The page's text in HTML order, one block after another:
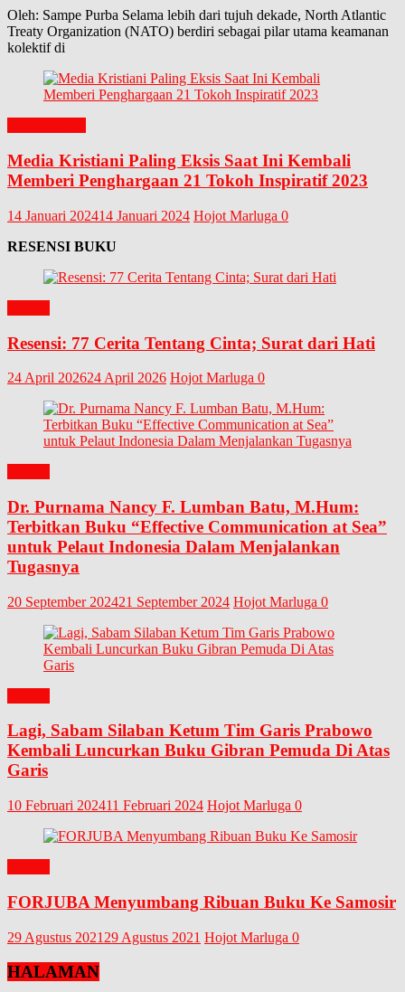
Oleh: Sampe Purba Selama lebih dari tujuh dekade, North Atlantic
Treaty Organization (NATO) berdiri sebagai pilar utama keamanan
kolektif di
Media Kristiani Paling Eksis Saat Ini Kembali
Memberi Penghargaan 21 Tokoh Inspiratif 2023
14 Januari 202414 Januari 2024 Hojot Marluga 0
RESENSI BUKU
Resensi: 77 Cerita Tentang Cinta; Surat dari Hati
24 April 202624 April 2026 Hojot Marluga 0
Dr. Purnama Nancy F. Lumban Batu, M.Hum:
Terbitkan Buku “Effective Communication at Sea”
untuk Pelaut Indonesia Dalam Menjalankan
Tugasnya
20 September 202421 September 2024 Hojot Marluga 0
Lagi, Sabam Silaban Ketum Tim Garis Prabowo
Kembali Luncurkan Buku Gibran Pemuda Di Atas
Garis
10 Februari 202411 Februari 2024 Hojot Marluga 0
FORJUBA Menyumbang Ribuan Buku Ke Samosir
29 Agustus 2021 29 Agustus 2021 Hojot Marluga 0
HALAMAN